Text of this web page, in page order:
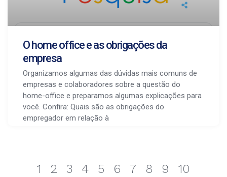
O home office e as obrigações da
empresa
Organizamos algumas das dúvidas mais comuns de
empresas e colaboradores sobre a questão do
home-office e preparamos algumas explicações para
você. Confira: Quais são as obrigações do
empregador em relação à
1 2 3 4 5 6 7 8 9 10